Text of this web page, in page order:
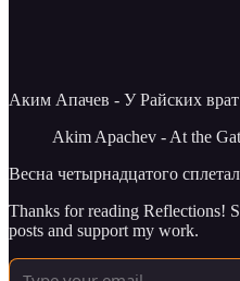
Аким Апачев - У Райских врат
Akim Apachev - At the
Весна четырнадцатого
Thanks for reading Reflections!
posts and support my work.